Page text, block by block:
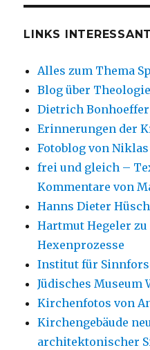
LINKS
Alles zum Thema
Blog über
Dietrich Bonhoeffer
Erinnerungen der
Fotoblog von
frei und gleich –
Kommentare von
Hanns Dieter
Hartmut Hegeler
Hexenprozesse
Institut für
Jüdisches Museum
Kirchenfotos von
Kirchengebäude
architektonischer